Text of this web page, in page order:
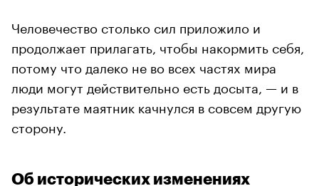
Человечество столько сил приложило и
продолжает прилагать, чтобы накормить себя,
потому что далеко не во всех частях мира
люди могут действительно есть досыта, — и в
результате маятник качнулся в совсем другую
сторону.
Об исторических изменениях